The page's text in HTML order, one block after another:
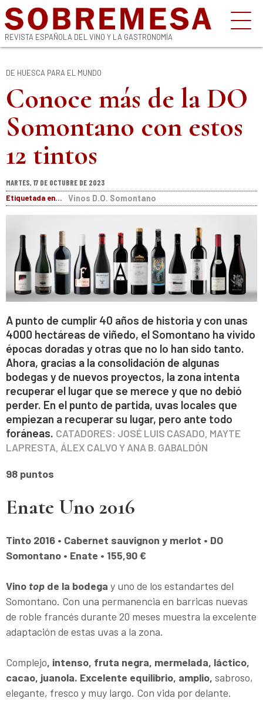
REVISTA ESPAÑOLA DEL VINO Y LA GASTRONOMÍA
DE HUESCA PARA EL MUNDO
Conoce más de la DO
Somontano con estos
12 tintos
MARTES, 17 DE OCTUBRE DE 2023
Etiquetada en...
Vinos D.O. Somontano
A punto de cumplir 40 años de historia y con unas
4000 hectáreas de viñedo, el Somontano ha vivido
épocas doradas y otras que no lo han sido tanto.
Ahora, gracias a la consolidación de algunas
bodegas y de nuevos proyectos, la zona intenta
recuperar el lugar que se merece y que no debió
perder. En el punto de partida, uvas locales que
empiezan a recuperar su lugar, pero ante todo
foráneas. CATADORES: JOSÉ LUIS CASADO, MAYTE
LAPRESTA, ÁLEX CALVO Y ANA B. GABALDÓN
98 puntos
Enate Uno 2016
Tinto 2016 • Cabernet sauvignon y merlot • DO
Somontano • Enate • 155,90 €
Vino top de la bodega y uno de los estandartes del
Somontano. Con una permanencia en barricas nuevas
de roble francés durante 20 meses muestra la excelente
adaptación de estas uvas a la zona.
Complejo, intenso, fruta negra, mermelada, láctico,
cacao, juanola. Excelente equilibrio, amplio, sabroso,
elegante, fresco y muy largo. Con vida por delante.